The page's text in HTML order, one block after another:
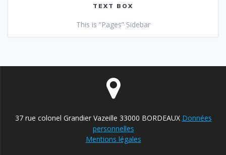
TEXT BOX
This is “Pages” Sidebar
37 rue colonel Grandier Vazeille 33000 BORDEAUX Données
personnelles
Mentions légales